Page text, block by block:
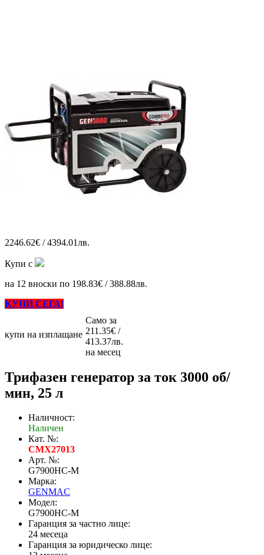
2246.62€ / 4394.01лв.
Купи с
на 12 вноски по 198.83€ / 388.88лв.
КУПИ СЕГА!
купи на изплащане
Само за
211.35€ /
413.37лв.
на месец
Трифазен генератор за ток 3000 об/
мин, 25 л
Наличност:
Наличен
Кат. №:
CMX27013
Арт. №:
G7900HC-M
Марка:
GENMAC
Модел:
G7900HC-M
Гаранция за частно лице:
24 месеца
Гаранция за юридическо лице: